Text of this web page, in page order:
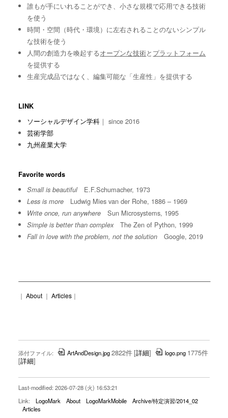
誰もが手にいれることができ、小さな規模で応用できる技術
を使う
時間・空間（時代・環境）に左右されることのないシンプル
な技術を使う
人間の創造力を喚起するオープンな技術と プラットフォーム
を提供する
生産完成品ではなく、編集可能な「生産性」を提供する
LINK
ソーシャルデザイン学科 ｜ since 2016
芸術学部
九州産業大学
Favorite words
Small is beautifulE.F.Schumacher, 1973
Less is more Ludwig Mies van der Rohe, 1886 – 1969
Write once, run anywhere Sun Microsystems, 1995
Simple is better than complexThe Zen of Python, 1999
Fall in love with the problem, not the solution Google, 2019
｜ About｜ Articles｜
添付ファイル: ArtAndDesign.jpg2822件[詳細] logo.png 1775件
[詳細]
Last-modified: 2026-07-28 (火) 16:53:21
Link:
LogoMark About LogoMarkMobile
Archive/特定演習/2014_02
Articles